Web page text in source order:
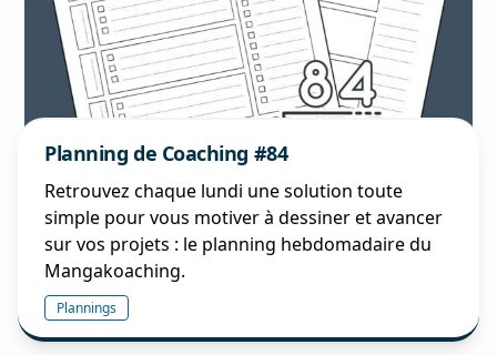
Planning de Coaching #84
Retrouvez chaque lundi une solution toute
simple pour vous motiver à dessiner et avancer
sur vos projets : le planning hebdomadaire du
Mangakoaching.
Plannings